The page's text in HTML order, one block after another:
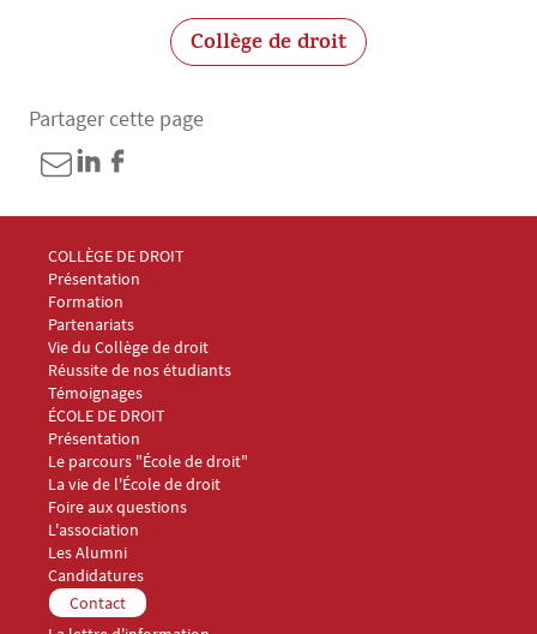
Collège de droit
Partager cette page
Menu Footer Collège et École de droit 1
COLLÈGE DE DROIT
Présentation
Formation
Partenariats
Vie du Collège de droit
Réussite de nos étudiants
Témoignages
Menu Footer Collège et École de droit 2
ÉCOLE DE DROIT
Présentation
Le parcours "École de droit"
La vie de l'École de droit
Foire aux questions
Menu Footer Collège et École de droit 3
L'association
Les Alumni
Menu Footer Collège et École de droit 4
Candidatures
Menu Footer Collège et École de droit 5
Contact